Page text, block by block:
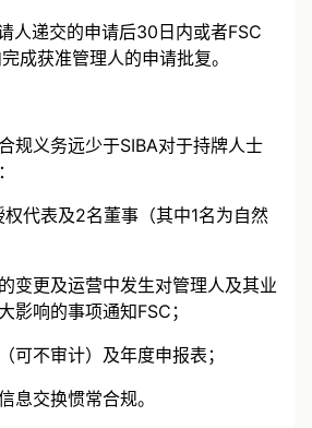
人递交的申请后30日内或者FSC
规义务远少于SIBA对于持牌人士
权代表及2名董事（其中1名为自然
变更及运营中发生对管理人及其业